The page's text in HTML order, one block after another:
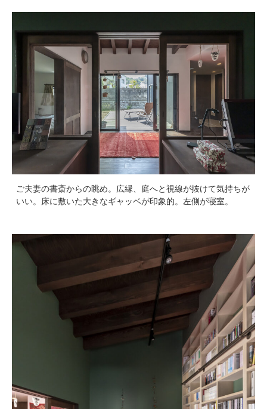
ご夫妻の書斎からの眺め。広縁、庭へと視線が抜けて気持ちが
いい。床に敷いた大きなギャッベが印象的。左側が寝室。